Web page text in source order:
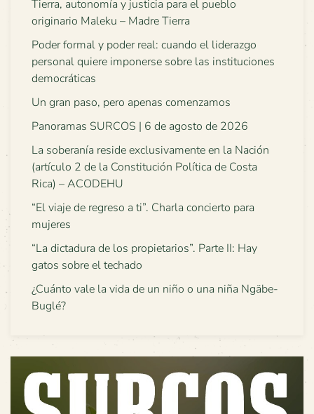
Tierra, autonomía y justicia para el pueblo
originario Maleku – Madre Tierra
Poder formal y poder real: cuando el liderazgo
personal quiere imponerse sobre las instituciones
democráticas
Un gran paso, pero apenas comenzamos
Panoramas SURCOS | 6 de agosto de 2026
La soberanía reside exclusivamente en la Nación
(artículo 2 de la Constitución Política de Costa
Rica) – ACODEHU
“El viaje de regreso a ti”. Charla concierto para
mujeres
“La dictadura de los propietarios”. Parte II: Hay
gatos sobre el techado
¿Cuánto vale la vida de un niño o una niña Ngäbe-
Buglé?